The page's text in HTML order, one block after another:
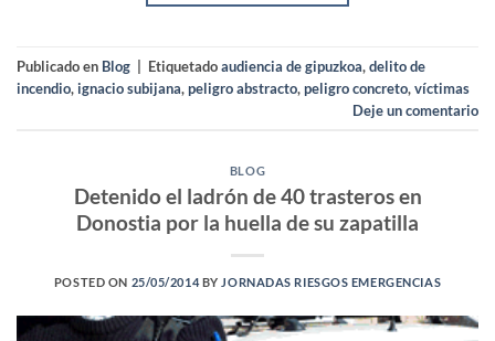
Publicado en Blog Etiquetadoaudiencia de gipuzkoa,delito de
incendio,ignacio subijana,peligro abstracto,peligro concreto,víctimas
Deje un comentario
BLOG
Detenido el ladrón de 40 trasteros en
Donostia por la huella de su zapatilla
POSTED ON 25/05/2014 BY JORNADAS RIESGOS EMERGENCIAS